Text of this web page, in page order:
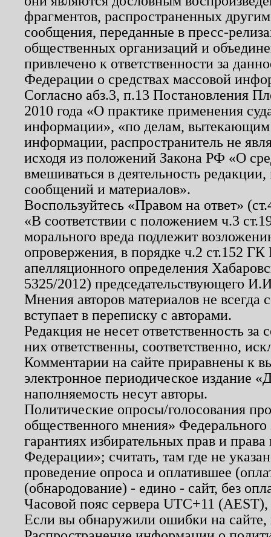
фрагментов, распространенных
сообщения, переданные в пресс-
общественных организаций и
привлечено к ответственности за
Федерации о средствах массовой
Согласно абз.3, п.13 Постановления
2010 года «О практике применения
информации», «по делам, вытекающим
информации, распространитель не
исходя из положений Закона РФ «О
вмешиваться в деятельность
сообщений и материалов».
Воспользуйтесь «Правом на ответ»
«В соответствии с положением ч.3
морального вреда подлежит
опровержения, в порядке ч.2 ст.152
апелляционного определения
5325/2012) председательствующего
Мнения авторов материалов не
вступает в переписку с авторами.
Редакция не несет ответственность
них ответственны, соответственно,
Комментарии на сайте приравнены к
электронное периодическое издание
наполняемость несут авторы.
Политические опросы/голосования
общественного мнения»
гарантиях избирательных прав и
Федерации»; считать, там где не
проведение опроса и оплатившее
(обнародование) - едино - сайт, без
Часовой пояс сервера UTC+11
Если вы обнаружили ошибки на